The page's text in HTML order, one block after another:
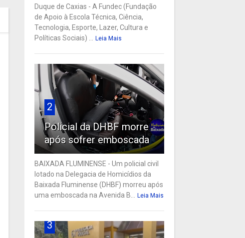
Duque de Caxias - A Fundec (Fundação
de Apoio à Escola Técnica, Ciência,
Tecnologia, Esporte, Lazer, Cultura e
Políticas Sociais) ...
Leia Mais
2
Policial da DHBF morre
após sofrer emboscada
BAIXADA FLUMINENSE - Um policial civil
lotado na Delegacia de Homicídios da
Baixada Fluminense (DHBF) morreu após
uma emboscada na Avenida B...
Leia Mais
3